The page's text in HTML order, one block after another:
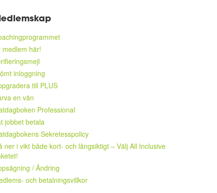
medlem här!
inloggning
till PLUS
en vän
Professional
jobbet betala
Sekretesspolicy
ner i vikt både kort- och långsiktigt – Välj All Inclusive
/ Ändring
och betalningsvillkor